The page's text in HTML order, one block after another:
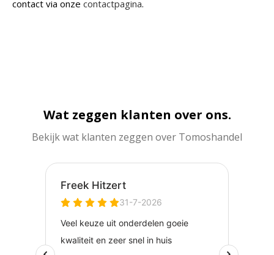
contact via onze contactpagina.
Wat zeggen klanten over ons.
Bekijk wat klanten zeggen over Tomoshandel